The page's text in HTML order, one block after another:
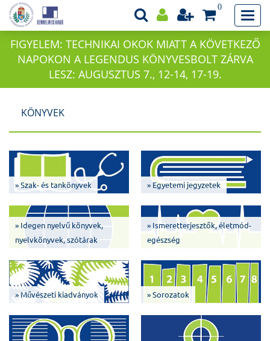
0
FIGYELEM: TECHNIKAI OKOK MIATT A KÖVETKEZŐ
NAPOKON A LEGENDUS KÖNYVESBOLT ZÁRVA
LESZ: AUGUSZTUS 7., 12-14, 17-19.
KÖNYVEK
» Szak- és tankönyvek » Egyetemi jegyzetek
» Idegen nyelvű könyvek,
nyelvkönyvek, szótárak
» Ismeretterjesztők, életmód-
egészség
» Művészeti kiadványok » Sorozatok